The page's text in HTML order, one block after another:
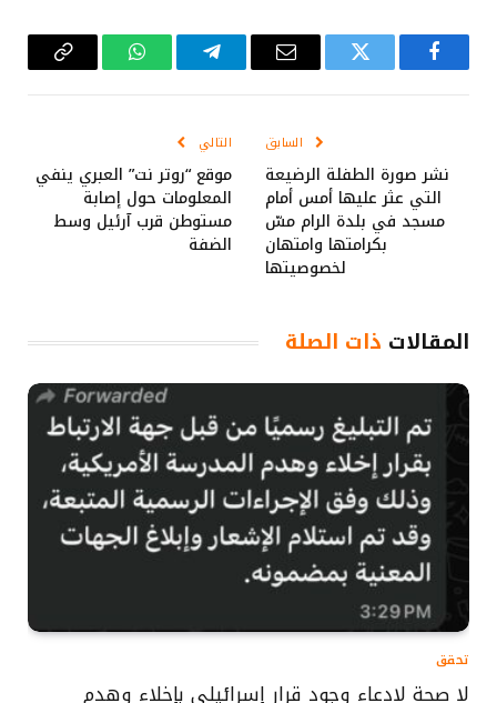
فيسبوك تويتر
البريد
تيلقرام واتساب Copy
السابق
نشر صورة الطفلة الرضيعة
التي عثر عليها أمس أمام
مسجد في بلدة الرام مسّ
بكرامتها وامتهان
لخصوصيتها
التالي
موقع “روتر نت” العبري ينفي
المعلومات حول إصابة
مستوطن قرب آرئيل وسط
الضفة
المقالات ذات الصلة
تحقق
لا صحة لادعاء وجود قرار إسرائيلي بإخلاء وهدم